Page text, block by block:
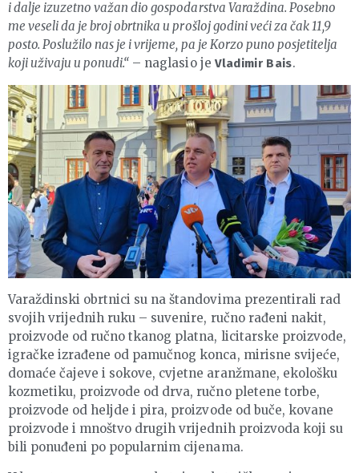
i dalje izuzetno važan dio gospodarstva Varaždina. Posebno
me veseli da je broj obrtnika u prošloj godini veći za čak 11,9
posto. Poslužilo nas je i vrijeme, pa je Korzo puno posjetitelja
koji uživaju u ponudi.“ – naglasio je Vladimir Bais.
Varaždinski obrtnici su na štandovima prezentirali rad
svojih vrijednih ruku – suvenire, ručno rađeni nakit,
proizvode od ručno tkanog platna, licitarske proizvode,
igračke izrađene od pamučnog konca, mirisne svijeće,
domaće čajeve i sokove, cvjetne aranžmane, ekološku
kozmetiku, proizvode od drva, ručno pletene torbe,
proizvode od heljde i pira, proizvode od buče, kovane
proizvode i mnoštvo drugih vrijednih proizvoda koji su
bili ponuđeni po popularnim cijenama.